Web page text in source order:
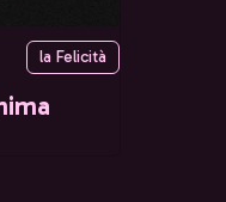
la Felicità